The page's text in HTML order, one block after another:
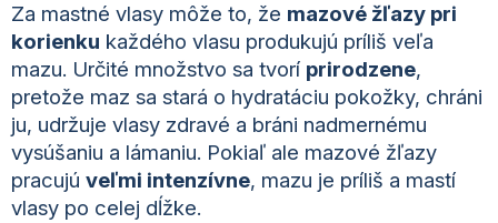
Za mastné vlasy môže to, že mazové žľazy pri
korienku každého vlasu produkujú príliš veľa
mazu. Určité množstvo sa tvorí prirodzene,
pretože maz sa stará o hydratáciu pokožky, chráni
ju, udržuje vlasy zdravé a bráni nadmernému
vysúšaniu a lámaniu. Pokiaľ ale mazové žľazy
pracujú veľmi intenzívne, mazu je príliš a mastí
vlasy po celej dĺžke.